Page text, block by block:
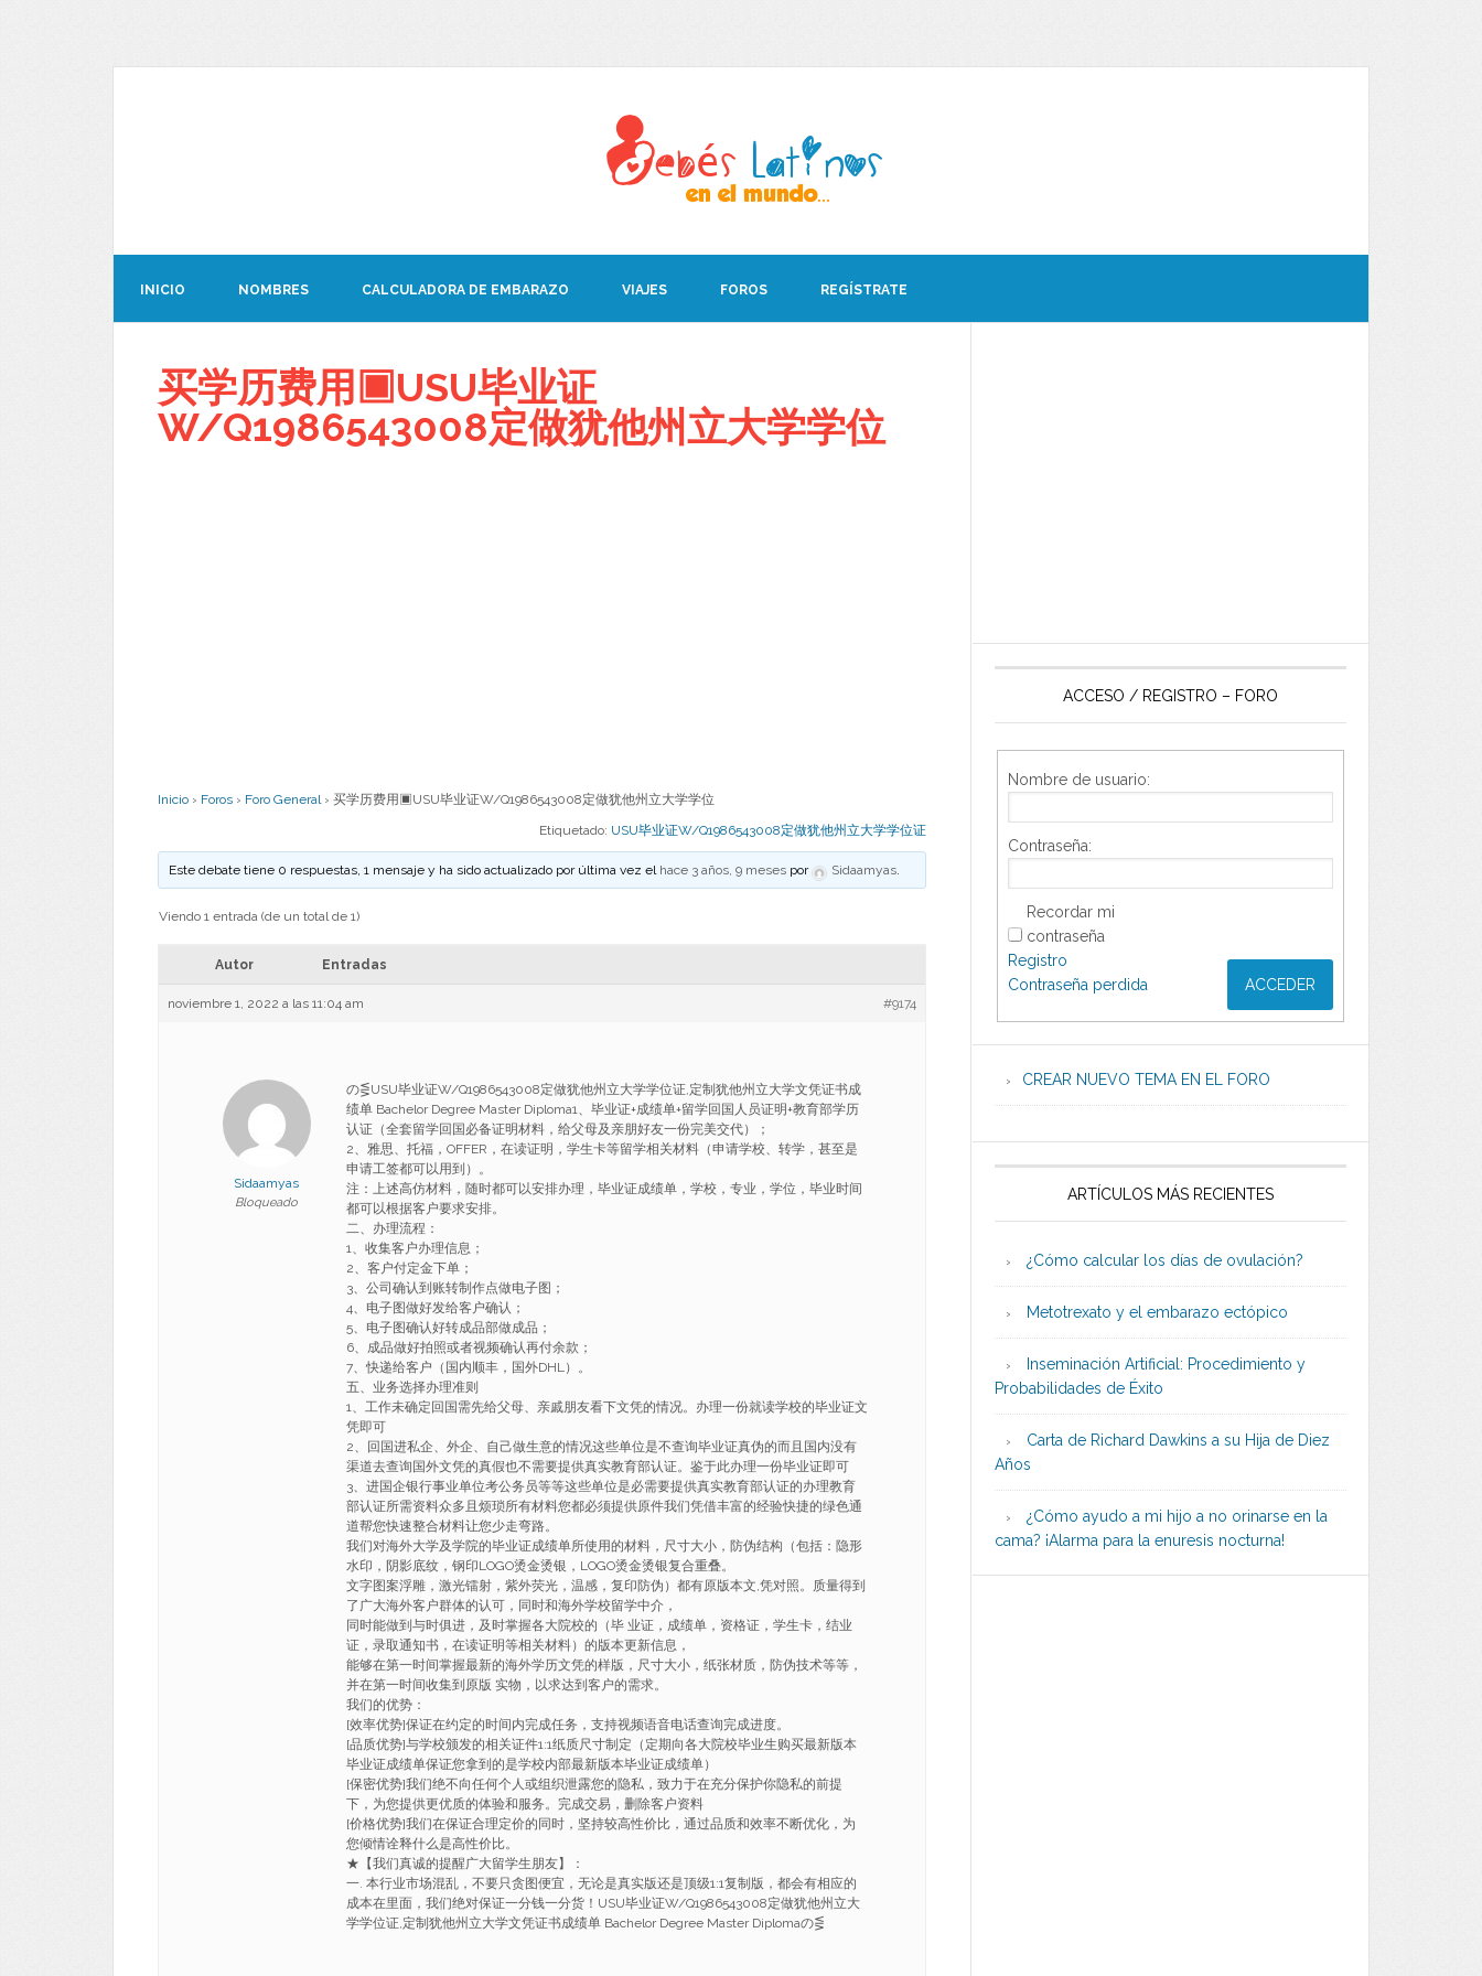
INICIO NOMBRES CALCULADORA DE EMBARAZO VIAJES FOROS REGÍSTRATE
买学历费用▣USU毕业证
W/Q1986543008定做犹他州立大学学位
Inicio › Foros › Foro General › 买学历费用▣USU毕业证W/Q1986543008定做犹他州立大学学位
Etiquetado: USU毕业证W/Q1986543008定做犹他州立大学学位证
Este debate tiene 0 respuestas, 1 mensaje y ha sido actualizado por última vez el hace 3 años, 9 meses por Sidaamyas.
Viendo 1 entrada (de un total de 1)
Autor Entradas
noviembre 1, 2022 a las 11:04 am #9174
Sidaamyas
Bloqueado
の⋚USU毕业证W/Q1986543008定做犹他州立大学学位证,定制犹他州立大学文凭证书成
绩单 Bachelor Degree Master Diploma1、毕业证+成绩单+留学回国人员证明+教育部学历
认证（全套留学回国必备证明材料，给父母及亲朋好友一份完美交代）；
2、雅思、托福，OFFER，在读证明，学生卡等留学相关材料（申请学校、转学，甚至是
申请工签都可以用到）。
注：上述高仿材料，随时都可以安排办理，毕业证成绩单，学校，专业，学位，毕业时间
都可以根据客户要求安排。
二、办理流程：
1、收集客户办理信息；
2、客户付定金下单；
3、公司确认到账转制作点做电子图；
4、电子图做好发给客户确认；
5、电子图确认好转成品部做成品；
6、成品做好拍照或者视频确认再付余款；
7、快递给客户（国内顺丰，国外DHL）。
五、业务选择办理准则
1、工作未确定回国需先给父母、亲戚朋友看下文凭的情况。办理一份就读学校的毕业证文
凭即可
2、回国进私企、外企、自己做生意的情况这些单位是不查询毕业证真伪的而且国内没有
渠道去查询国外文凭的真假也不需要提供真实教育部认证。鉴于此办理一份毕业证即可
3、进国企银行事业单位考公务员等等这些单位是必需要提供真实教育部认证的办理教育
部认证所需资料众多且烦琐所有材料您都必须提供原件我们凭借丰富的经验快捷的绿色通
道帮您快速整合材料让您少走弯路。
我们对海外大学及学院的毕业证成绩单所使用的材料，尺寸大小，防伪结构（包括：隐形
水印，阴影底纹，钢印LOGO烫金烫银，LOGO烫金烫银复合重叠。
文字图案浮雕，激光镭射，紫外荧光，温感，复印防伪）都有原版本文,凭对照。质量得到
了广大海外客户群体的认可，同时和海外学校留学中介，
同时能做到与时俱进，及时掌握各大院校的（毕 业证，成绩单，资格证，学生卡，结业
证，录取通知书，在读证明等相关材料）的版本更新信息，
能够在第一时间掌握最新的海外学历文凭的样版，尺寸大小，纸张材质，防伪技术等等，
并在第一时间收集到原版 实物，以求达到客户的需求。
我们的优势：
[效率优势]保证在约定的时间内完成任务，支持视频语音电话查询完成进度。
[品质优势]与学校颁发的相关证件1:1纸质尺寸制定（定期向各大院校毕业生购买最新版本
毕业证成绩单保证您拿到的是学校内部最新版本毕业证成绩单）
[保密优势]我们绝不向任何个人或组织泄露您的隐私，致力于在充分保护你隐私的前提
下，为您提供更优质的体验和服务。完成交易，删除客户资料
[价格优势]我们在保证合理定价的同时，坚持较高性价比，通过品质和效率不断优化，为
您倾情诠释什么是高性价比。
★【我们真诚的提醒广大留学生朋友】：
一. 本行业市场混乱，不要只贪图便宜，无论是真实版还是顶级1:1复制版，都会有相应的
成本在里面，我们绝对保证一分钱一分货！USU毕业证W/Q1986543008定做犹他州立大
学学位证,定制犹他州立大学文凭证书成绩单 Bachelor Degree Master Diplomaの⋚
ACCESO / REGISTRO – FORO
Nombre de usuario:
Contraseña:
Recordar mi
contraseña
ACCEDER
Registro
Contraseña perdida
CREAR NUEVO TEMA EN EL FORO
ARTÍCULOS MÁS RECIENTES
¿Cómo calcular los días de ovulación?
Metotrexato y el embarazo ectópico
Inseminación Artificial: Procedimiento y
Probabilidades de Éxito
Carta de Richard Dawkins a su Hija de Diez
Años
¿Cómo ayudo a mi hijo a no orinarse en la
cama? ¡Alarma para la enuresis nocturna!